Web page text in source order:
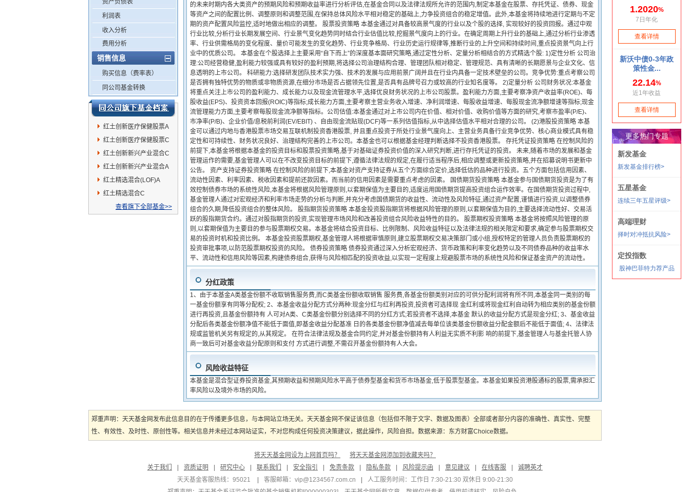
资产负债表
利润表
收入分析
费用分析
销售信息
购买信息（费率表）
同公司基金转换
红土创新医疗保健股票A
红土创新医疗保健股票C
红土创新新兴产业混合C
红土创新新兴产业混合A
红土精选混合(LOF)A
红土精选混合C
查看旗下全部基金>>
的未来时期内各大类资产的预期风险和预期收益率进行分析评估,在基金合同以及法律法规所允许的范围内,制定本基金在股票、存托凭证、债券、现金
等资产之间的配置比例、调整原则和调整范围,在保持总体风险水平相对稳定的基础上,力争投资组合的稳定增值。此外,本基金将持续地进行定期与不定
期的资产配置风险监控,适时地做出相应的调整。 股票投资策略 本基金通过对具备较高景气度的行业以及个股的选择, 实现较好的投资回报。通过中观
行业比较,分析行业长期发展空间、行业景气变化趋势同时结合行业估值比较,挖掘景气度向上的行业。在确定周期上升行业的基础上,通过分析行业渗透
率、行业供需格局的变化程度、量价可能发生的变化趋势、行业竞争格局、行业历史运行规律等,推断行业的上升空间和持续时间,重点投资景气向上行
业中的优质公司。 本基金在个股选择上主要采用“自下而上”的深度基本面研究策略,通过定性分析、定量分析相结合的方式精选个股: 1)定性分析 公司治
理:公司经营稳健,盈利能力较强或具有较好的盈利预期,将选择公司治理结构合理、管理团队相对稳定、管理规范、具有清晰的长期愿景与企业文化、信
息透明的上市公司。 科研能力:选择研发团队技术实力强、技术的发展与应用前景广阔并且在行业内具备一定技术壁垒的公司。竞争优势:重点考察公司
是否拥有独特优势的物质或非物质资源,在细分市场是否占据领先位置,是否具有品牌号召力或较高的行业知名度等。 2)定量分析 公司财务状况:本基金
将重点关注上市公司的盈利能力、成长能力以及现金流管理水平,选择优良财务状况的上市公司股票。盈利能力方面,主要考察净资产收益率(ROE)、每
股收益(EPS)、投资资本回报(ROIC)等指标;成长能力方面,主要考察主营业务收入增速、净利润增速、每股收益增速、每股现金流净额增速等指标;现金
流管理能力方面,主要考察每股现金流净额等指标。公司估值:本基金通过对上市公司内在价值、相对价值、收购价值等方面的研究,考察市盈率(P/E)、
市净率(P/B)、企业价值/息税前利润(EV/EBIT) 、自由现金流贴现(DCF)等一系列估值指标,从中选择估值水平相对合理的公司。 (2)港股投资策略 本基
金可以通过内地与香港股票市场交易互联机制投资香港股票, 并且重点投资于所处行业景气度向上、主营业务具备行业竞争优势、核心商业模式具有稳
定性和可持续性、财务状况良好、治理结构完善的上市公司。本基金也可以根据基金经理判断选择不投资香港股票。 存托凭证投资策略 在控制风险的
前提下,本基金将根据本基金的投资目标和股票投资策略,基于对基础证券投资价值的深入研究判断,进行存托凭证的投资。 未来,随着市场的发展和基金
管理运作的需要,基金管理人可以在不改变投资目标的前提下,遵循法律法规的规定,在履行适当程序后,相应调整或更新投资策略,并在招募说明书更新中
公告。 资产支持证券投资策略 在控制风险的前提下,本基金对资产支持证券从五个方面综合定价,选择低估的品种进行投资。五个方面包括信用因素、
流动性因素、利率因素、税收因素和提前还款因素。而当前的信用因素是需要重点考虑的因素。 国债期货投资策略 本基金参与国债期货投资是为了有
效控制债券市场的系统性风险,本基金将根据风险管理原则,以套期保值为主要目的,适度运用国债期货提高投资组合运作效率。在国债期货投资过程中,
基金管理人通过对宏观经济和利率市场走势的分析与判断,并充分考虑国债期货的收益性、流动性及风险特征,通过资产配置,谨慎进行投资,以调整债券
组合的久期,降低投资组合的整体风险。 股指期货投资策略 本基金投资股指期货将根据风险管理的原则,以套期保值为目的,主要选择流动性好、交易活
跃的股指期货合约。通过对股指期货的投资,实现管理市场风险和改善投资组合风险收益特性的目的。 股票期权投资策略 本基金将按照风险管理的原
则,以套期保值为主要目的参与股票期权交易。本基金将结合投资目标、比例限制、风险收益特征以及法律法规的相关限定和要求,确定参与股票期权交
易的投资时机和投资比例。 本基金投资股票期权,基金管理人将根据审慎原则,建立股票期权交易决策部门或小组,授权特定的管理人员负责股票期权的
投资审批事项,以防范股票期权投资的风险。 债券投资策略 债券投资通过深入分析宏观经济、货币政策和利率变化趋势以及不同债券品种的收益率水
平、流动性和信用风险等因素,构建债券组合,获得与风险相匹配的投资收益,以实现一定程度上规避股票市场的系统性风险和保证基金资产的流动性。
分红政策
1、由于本基金A类基金份额不收取销售服务费,而C类基金份额收取销售 服务费,各基金份额类别对应的可供分配利润将有所不同,本基金同一类别的每
一基金份额享有同等分配权; 2、本基金收益分配方式分两种:现金分红与红利再投资,投资者可选择现 金红利或将现金红利自动转为相应类别的基金份额
进行再投资,且基金份额持有 人可对A类、C类基金份额分别选择不同的分红方式;若投资者不选择,本基金 默认的收益分配方式是现金分红; 3、基金收益
分配后各类基金份额净值不能低于面值,即基金收益分配基准 日的各类基金份额净值减去每单位该类基金份额收益分配金额后不能低于面值; 4、法律法
规或监管机关另有规定的,从其规定。 在符合法律法规及基金合同约定,并对基金份额持有人利益无实质不利影 响的前提下,基金管理人与基金托管人协
商一致后可对基金收益分配原则和支付 方式进行调整,不需召开基金份额持有人大会。
风险收益特征
本基金是混合型证券投资基金,其预期收益和预期风险水平高于债券型基金和货币市场基金,低于股票型基金。本基金如果投资港股通标的股票,需承担汇
率风险以及境外市场的风险。
郑重声明：天天基金网发布此信息目的在于传播更多信息，与本网站立场无关。天天基金网不保证该信息（包括但不限于文字、数据及图表）全部或者部分内容的准确性、真实性、完整
性、有效性、及时性、原创性等。相关信息并未经过本网站证实，不对您构成任何投资决策建议，据此操作，风险自担。数据来源：东方财富Choice数据。
将天天基金网设为上网首页吗？
将天天基金网添加到收藏夹吗？
关于我们
资质证明 研究中心 联系我们 安全指引 免责条款 隐私条款 风险提示函 意见建议 在线客服
诚聘英才
天天基金客服热线：95021
客服邮箱： vip@1234567.com.cn
人工服务时间：工作日 7:30-21:30 双休日 9:00-21:30